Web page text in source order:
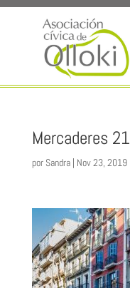
Mercaderes 21
por Sandra| Nov 23, 2019|